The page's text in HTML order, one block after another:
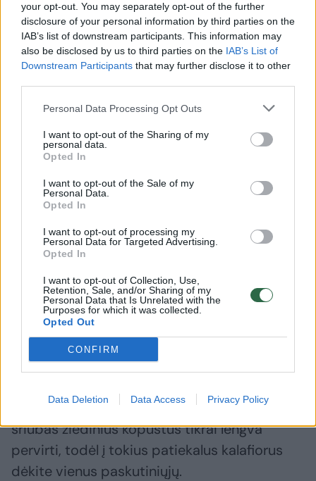
your opt-out. You may separately opt-out of the further
disclosure of your personal information by third parties on the
IAB’s list of downstream participants. This information may
also be disclosed by us to third parties on the IAB’s List of
Downstream Participants that may further disclose it to other
Personal Data Processing Opt Outs
I want to opt-out of the Sharing of my
personal data.
Opted In
I want to opt-out of the Sale of my
Personal Data.
Opted In
I want to opt-out of processing my
Personal Data for Targeted Advertising.
Opted In
I want to opt-out of Collection, Use,
Retention, Sale, and/or Sharing of my
Personal Data that Is Unrelated with the
Purposes for which it was collected.
Opted Out
CONFIRM
Data Deletion Data Access Privacy Policy
Suchočeva sako, kad ruošiant žiedinius
kopūstus svarbiausia jų nepervirti ir
neperkepti.
Olga Suchočeva.
Pranešimo autorių nuotr.
„Žiediniai kopūstai – viena populiariausių
termiškai paruoštą. Verdant troškinius ar
sriubas žiedinius kopūstus tikrai lengva
pervirti, todėl į tokius patiekalus kalafiorus
dėkite vienus paskutiniųjų.